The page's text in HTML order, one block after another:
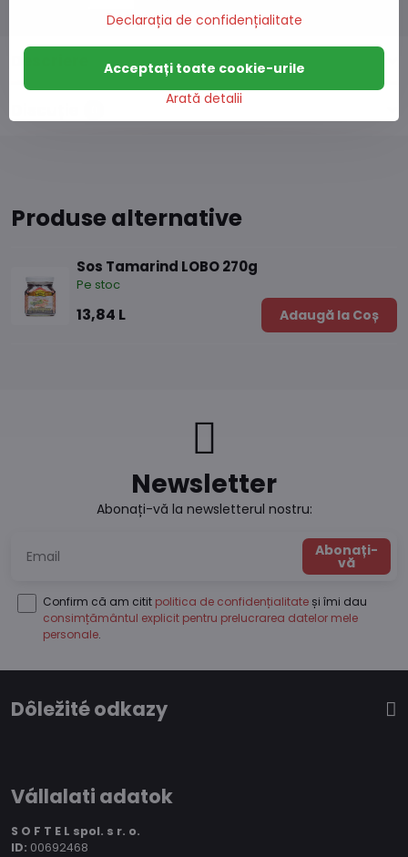
Produse alternative
Sos Tamarind LOBO 270g
Pe stoc
13,84 L Adaugă la Coș
Newsletter
Abonați-vă la newsletterul nostru:
Abonați-
vă
Confirm că am citit politica de confidențialitate și îmi dau
consimțământul explicit pentru prelucrarea datelor mele
personale.
Dôležité odkazy
Vállalati adatok
S O F T E L spol. s r. o.
ID: 00692468
Declarația de confidențialitate
Arată detalii
Acceptați toate cookie-urile